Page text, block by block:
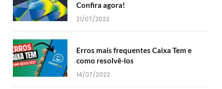
Confira agora!
21/07/2022
Erros mais frequentes Caixa Tem e
como resolvê-los
14/07/2022